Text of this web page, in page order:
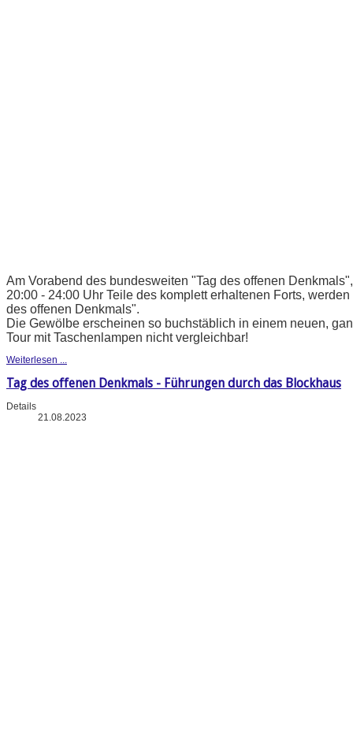
Am Vorabend des bundesweiten "Tag des offenen
20:00 - 24:00 Uhr Teile des komplett erhaltenen Forts,
des offenen Denkmals".
Die Gewölbe erscheinen so buchstäblich in einem neuen,
Tour mit Taschenlampen nicht vergleichbar!
Weiterlesen ...
Tag des offenen Denkmals - Führungen durch das Blockhaus
Details
21.08.2023